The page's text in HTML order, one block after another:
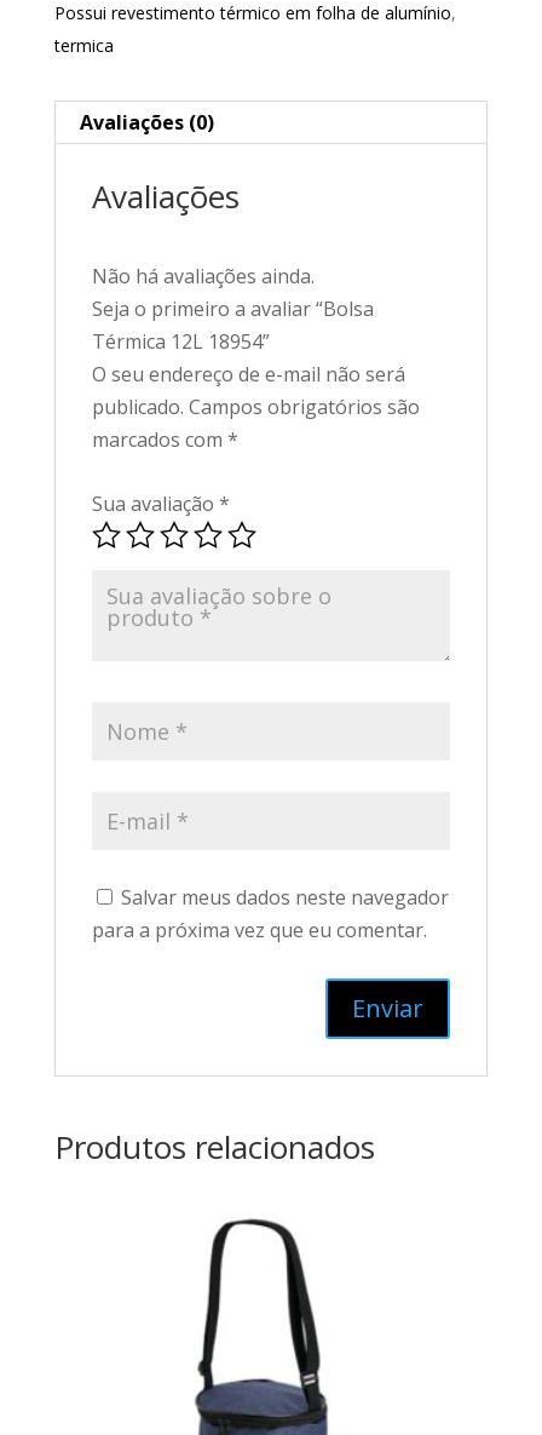
Possui revestimento térmico em folha de alumínio,
termica
Avaliações (0)
Avaliações
Não há avaliações ainda.
Seja o primeiro a avaliar “Bolsa
Térmica 12L 18954”
O seu endereço de e-mail não será
publicado. Campos obrigatórios são
marcados com *
Sua avaliação *
Salvar meus dados neste navegador
para a próxima vez que eu comentar.
Produtos relacionados